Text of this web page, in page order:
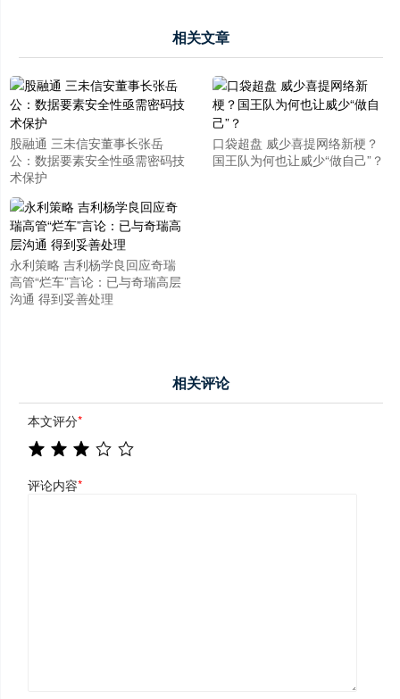
相关文章
股融通 三未信安董事长张岳
公：数据要素安全性亟需密码技
术保护
口袋超盘 威少喜提网络新梗？
国王队为何也让威少“做自己”？
永利策略 吉利杨学良回应奇瑞
高管“烂车”言论：已与奇瑞高层
沟通 得到妥善处理
相关评论
本文评分*
评论内容*